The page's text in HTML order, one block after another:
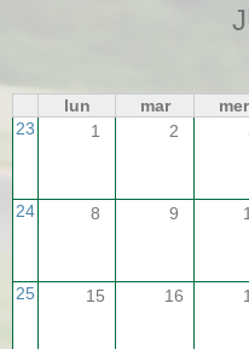
lun mar
mer
23
1 2
24 8 9
25 15 16